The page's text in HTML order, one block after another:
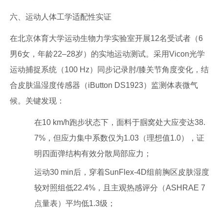
六、运动人体工学适配性实证
在北京体育大学运动生物力学实验室开展12名受试者（6
男6女，年龄22–28岁）的实地运动测试。采用Vicon光学
运动捕捉系统（100 Hz）同步记录肘/膝关节角度变化，结
合皮肤温湿度传感器（iButton DS1923）监测体表微气
候。关键发现：
在10 km/h跑步状态下，面料于腘窝处大应变达38.
7%，但应力集中系数仅为1.03（理想值1.0），证
明四面弹结构有效分散局部应力；
运动30 min后，穿着SunFlex-4D组前胸区皮肤湿度
较对照组低22.4%，且主观热感评分（ASHRAE 7
点量表）平均低1.3级；